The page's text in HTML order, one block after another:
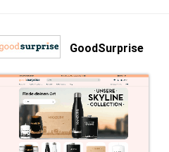
GoodSurprise